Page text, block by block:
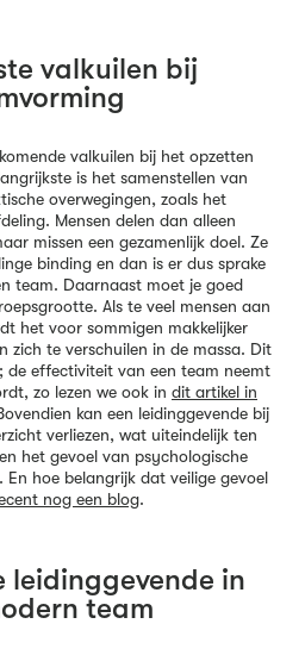
valkuilen bij
valkuilen bij het opzetten
is het samenstellen van
overwegingen, zoals het
Mensen delen dan alleen
missen een gezamenlijk doel. Ze
binding en dan is er dus sprake
team. Daarnaast moet je goed
Als te veel mensen aan
het voor sommigen makkelijker
zich te verschuilen in de massa. Dit
de effectiviteit van een team neemt
zo lezen we ook in dit artikel in
kan een leidinggevende bij
verliezen, wat uiteindelijk ten
het gevoel van psychologische
hoe belangrijk dat veilige gevoel
nog een blog.
leidinggevende in
team